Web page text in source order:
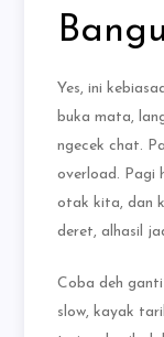
Yes, ini
buka mata,
ngecek chat.
overload. Pagi
otak kita, dan
deret, alhasil
Coba deh
slow, kayak